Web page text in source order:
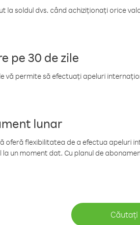
la soldul dvs. când achiziționați orice
pe 30 de zile
vă permite să efectuați apeluri
lunar
oferă flexibilitatea de a efectua apeluri
la un moment dat. Cu planul de